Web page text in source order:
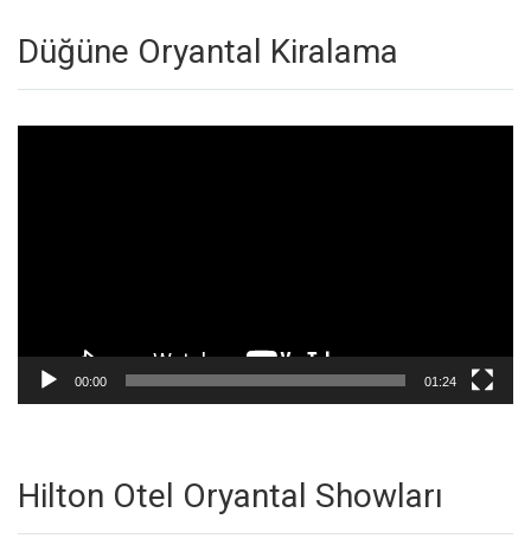
Düğüne Oryantal Kiralama
00:00 01:24
Hilton Otel Oryantal Showları